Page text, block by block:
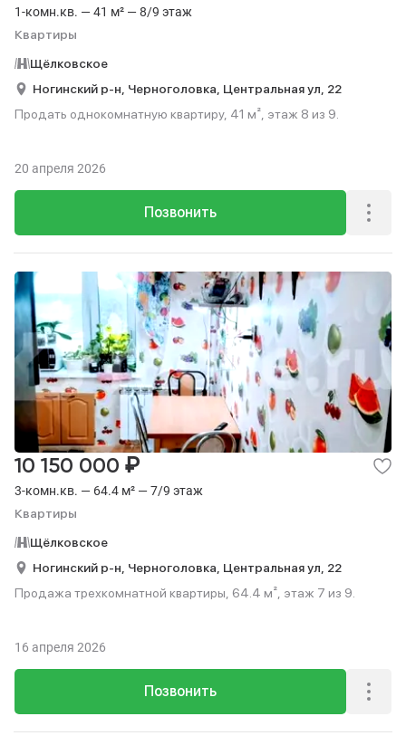
1-комн.кв. — 41 м² — 8/9 этаж
Квартиры
Щёлковское
Ногинский р-н, Черноголовка, Центральная ул, 22
Продать однокомнатную квартиру, 41 м², этаж 8 из 9.
Позвонить
20 апреля 2026
3-комн.кв. — 64.4 м² — 7/9 этаж
Квартиры
10 150 000 ₽
Щёлковское
Ногинский р-н, Черноголовка, Центральная ул, 22
Продажа трехкомнатной квартиры, 64.4 м², этаж 7 из 9.
Позвонить
16 апреля 2026